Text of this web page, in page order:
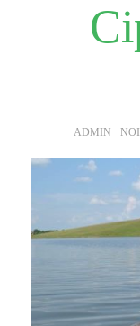
AUTHOR:
ADMIN